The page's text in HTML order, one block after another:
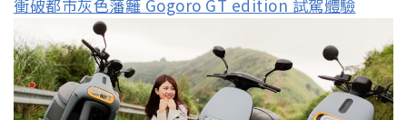
衝破都市灰色藩籬 Gogoro GT edition 試駕體驗